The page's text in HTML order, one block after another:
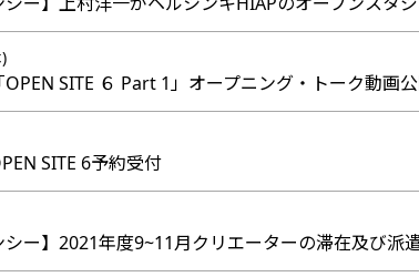
OPEN SITE ６ Part 1」オープニング・トーク動画
SITE 6予約受付
シー】2021年度9~11月クリエーターの滞在及び派